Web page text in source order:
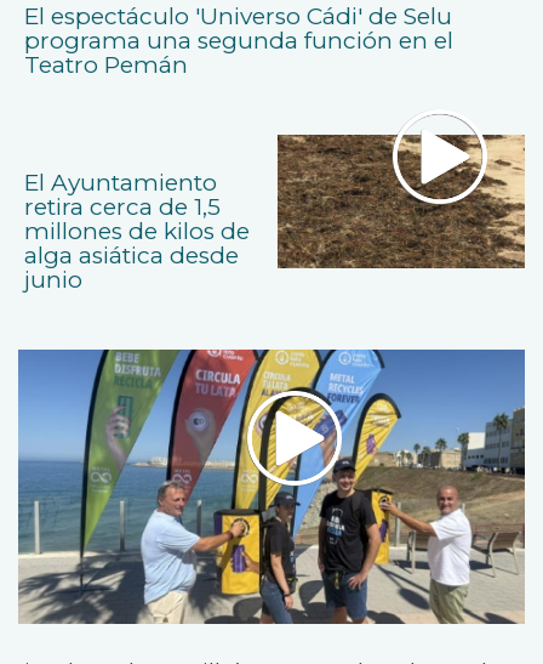
El espectáculo 'Universo Cádi' de Selu
programa una segunda función en el
Teatro Pemán
El Ayuntamiento
retira cerca de 1,5
millones de kilos de
alga asiática desde
junio